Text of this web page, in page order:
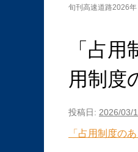
旬刊高速道路2026
「占
用制度
投稿日: 2026/03/
「占用制度の